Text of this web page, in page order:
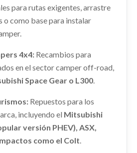
(L040) 2500 TD (4-PTAS.)
IZQUIERDO
usado.
Consultar
usado.
(L040) 2500 TD (4-PTAS.)
Consultar
usado.
(L040) 2500 TD (4-PTAS.)
Consultar
DELANTERO DERECHO
DELANTERO DERECHO usado.
(L040) 2500 TD (4-PTAS.)
Consultar
para rutas exigentes, arrastre
o como base para instalar
4x4: Recambios para
en el sector camper off-road,
Space Gear o L300.
Repuestos para los
incluyendo el Mitsubishi
versión PHEV), ASX,
como el Colt.